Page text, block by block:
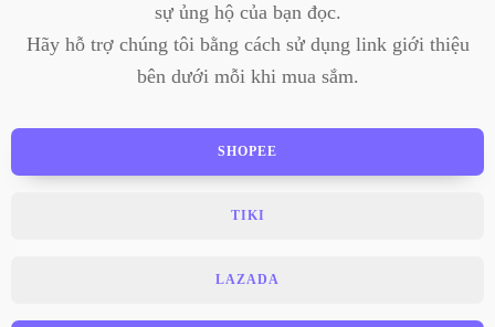
sự ủng hộ của bạn đọc.
Hãy hỗ trợ chúng tôi bằng cách sử dụng link giới thiệu
bên dưới mỗi khi mua sắm.
SHOPEE
TIKI
LAZADA